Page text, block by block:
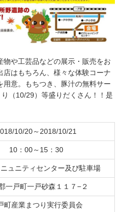
や工芸品などの展示・販売をお
店はもちろん、様々な体験コーナ
意。もちつき、豚汁の無料サー
（10/29）等盛りだくさん！！是
10/20～2018/10/21
10：00～15：30
ュニティセンター及び駐車場
一戸町一戸砂森１１７−２
町産業まつり実行委員会